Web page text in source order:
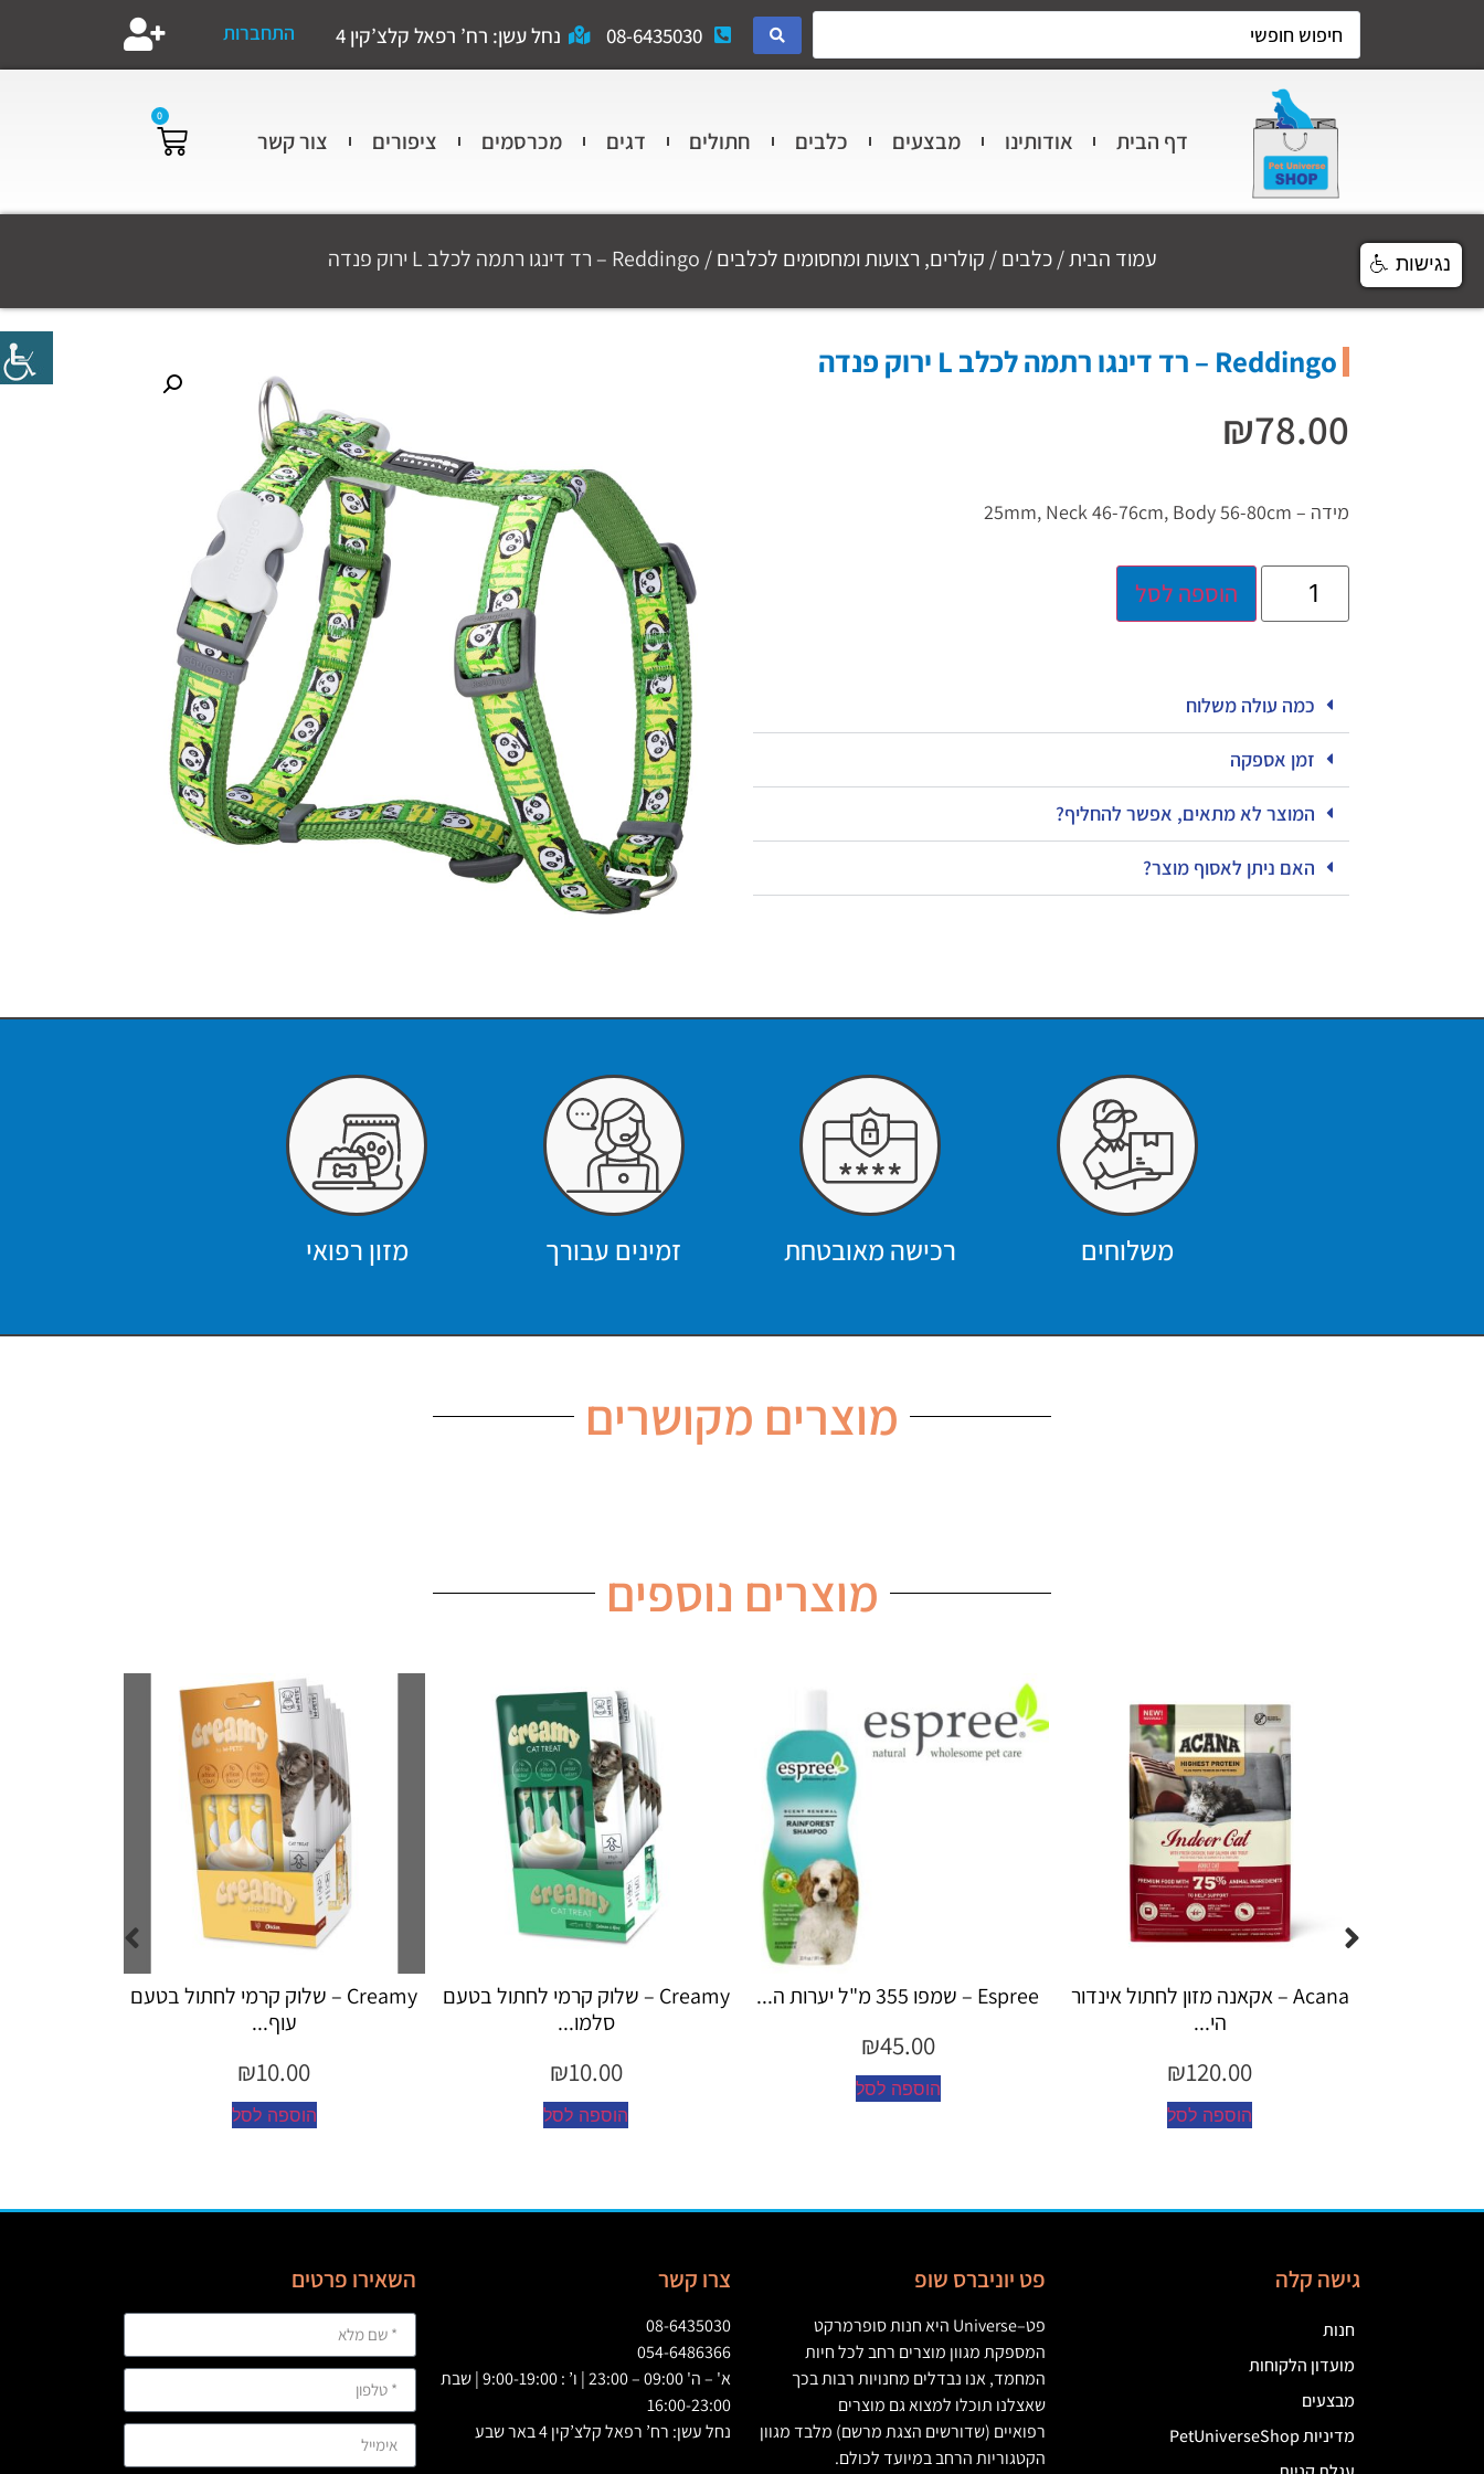
08-6435030 נחל עשן: רח’ רפאל קלצ’קין 4 התחברות
דף הבית אודותינו מבצעים כלבים חתולים דגים מכרסמים ציפורים צור קשר
0
עמוד הבית/כלבים/ קולרים, רצועות ומחסומים לכלבים/ Reddingo – רד דינגו רתמה לכלב L ירוק פנדה
Reddingo – רד דינגו רתמה לכלב L ירוק פנדה
₪78.00
מידה – 25mm, Neck 46-76cm, Body 56-80cm
הוספה לסל
כמה עולה משלוח
זמן אספקה
המוצר לא מתאים, אפשר להחליף?
האם ניתן לאסוף מוצר?
משלוחים רכישה מאובטחת זמינים עבורך מזון רפואי
מוצרים מקושרים
מוצרים נוספים
Acana – אקאנה מזון לחתול אינדור
הי...
₪120.00
הוספה לסל
Espree – שמפו 355 מ"ל יערות ה...
₪45.00
הוספה לסל
Creamy – שלוק קרמי לחתול בטעם
סלמו...
₪10.00
הוספה לסל
Creamy – שלוק קרמי לחתול בטעם
עוף...
₪10.00
הוספה לסל
גישה קלה
חנות
מועדון הלקוחות
מבצעים
מדיניות PetUniverseShop
פט יוניברס שופ
פט–
Universe היא חנות סופרמרקט
המספקת מגוון מוצרים רחב לכל חיות
המחמד,אנו נבדלים מחנויות רבות בכך
שאצלנו תוכלו למצוא גם מוצרים
רפואיים (שדורשים הצגת מרשם) מלבד מגוון
הקטגוריות הרחב במיועד לכולם.
צרו קשר
08-6435030
054-6486366
א' – ה' 09:00 – 23:00 | ו’ : 9:00-19:00 | שבת
16:00-23:00
נחל עשן: רח’ רפאל קלצ’קין 4 באר שבע
השאירו פרטים
נגישות